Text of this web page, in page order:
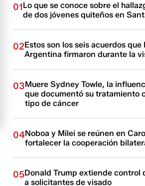
01Lo que se conoce sobre el
de dos jóvenes quiteños en
02Estos son los seis acuerdos que
Argentina firmaron durante la
03Muere Sydney Towle, la
que documentó su tratamiento
tipo de cáncer
04Noboa y Milei se reúnen en
fortalecer la cooperación
05Donald Trump extiende control
a solicitantes de visado